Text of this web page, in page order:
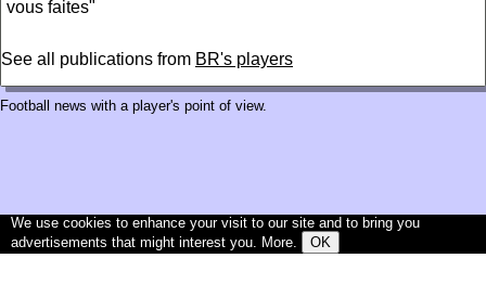
vous faites"
See all publications from BR's players
Football news with a player's point of view.
We use cookies to enhance your visit to our site and to bring you
advertisements that might interest you. More. OK